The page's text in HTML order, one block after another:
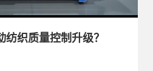
纺织质量控制升级？